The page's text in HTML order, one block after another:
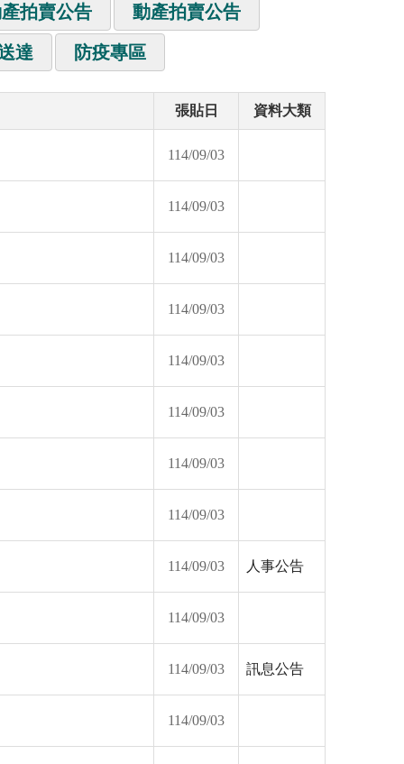
拍賣公告 動產拍賣公告
達 防疫專區
張貼日 資料大類
114/09/03
114/09/03
114/09/03
114/09/03
114/09/03
114/09/03
114/09/03
114/09/03
114/09/03 人事公告
114/09/03
114/09/03 訊息公告
114/09/03